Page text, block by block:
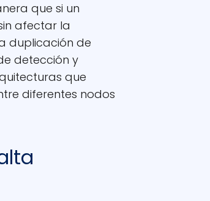
que si un
afectar la
duplicación de
detección y
que
diferentes nodos